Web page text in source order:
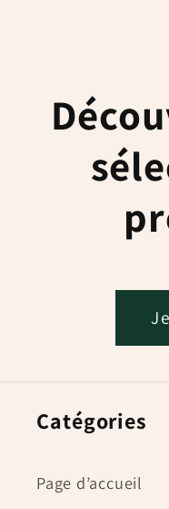
Catégories
Page d’accueil